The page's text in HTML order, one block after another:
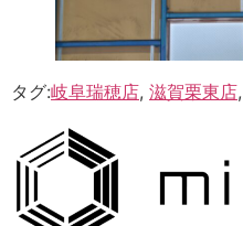
タグ:岐阜瑞穂店, 滋賀栗東店,